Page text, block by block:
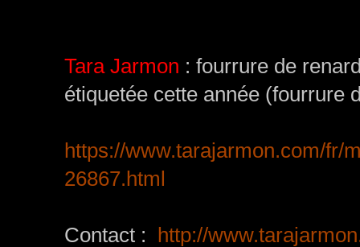
Tara Jarmon : fourrure de
étiquetée cette année (fourrure
https://www.tarajarmon.com/fr/
26867.html
Contact :
http://